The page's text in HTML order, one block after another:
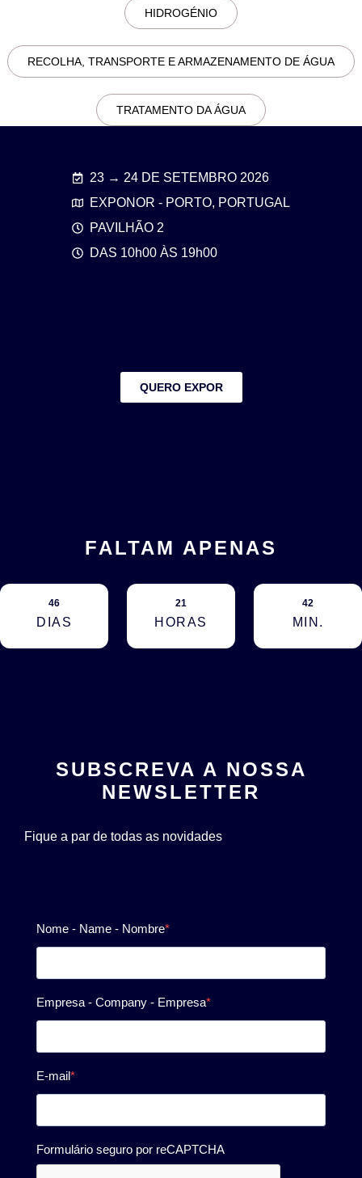
HIDROGÉNIO
RECOLHA, TRANSPORTE E ARMAZENAMENTO DE ÁGUA
TRATAMENTO DA ÁGUA
23 → 24 DE SETEMBRO 2026
EXPONOR - PORTO, PORTUGAL
PAVILHÃO 2
DAS 10h00 ÀS 19h00
QUERO EXPOR
FALTAM APENAS
46
DIAS
21
HORAS
42
MIN.
SUBSCREVA A NOSSA
NEWSLETTER
Fique a par de todas as novidades